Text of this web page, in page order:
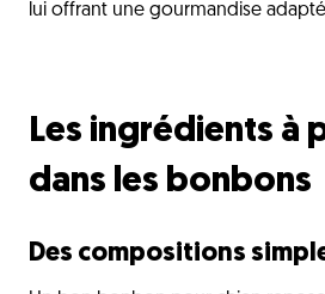
lui offrant une gourmandise
Les ingrédients à
dans les bonbons
Des compositions